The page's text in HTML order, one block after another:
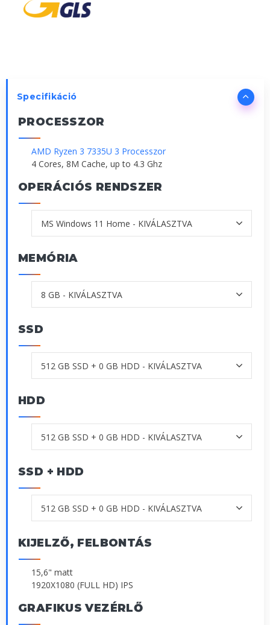
Specifikáció
PROCESSZOR
AMD Ryzen 3 7335U 3 Processzor
4 Cores, 8M Cache, up to 4.3 Ghz
OPERÁCIÓS RENDSZER
MEMÓRIA
SSD
HDD
SSD + HDD
KIJELZŐ, FELBONTÁS
15,6" matt
1920X1080 (FULL HD) IPS
GRAFIKUS VEZÉRLŐ